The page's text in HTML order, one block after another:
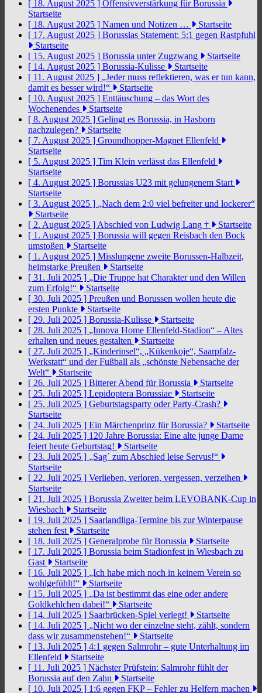
[ 18. August 2025 ] Offensivverstärkung für Borussia
Startseite
[ 18. August 2025 ] Namen und Notizen …
Startseite
[ 17. August 2025 ] Borussias Statement: 5:1 gegen Rastpfuhl
Startseite
[ 15. August 2025 ] Borussia unter Zugzwang
Startseite
[ 14. August 2025 ] Borussia-Kulisse
Startseite
[ 11. August 2025 ] „Jeder muss reflektieren, was er tun kann,
damit es besser wird!“
Startseite
[ 10. August 2025 ] Enttäuschung – das Wort des
Wochenendes
Startseite
[ 8. August 2025 ] Gelingt es Borussia, in Hasborn
nachzulegen?
Startseite
[ 7. August 2025 ] Groundhopper-Magnet Ellenfeld
Startseite
[ 5. August 2025 ] Tim Klein verlässt das Ellenfeld
Startseite
[ 4. August 2025 ] Borussias U23 mit gelungenem Start
Startseite
[ 3. August 2025 ] „Nach dem 2:0 viel befreiter und lockerer“
Startseite
[ 2. August 2025 ] Abschied von Ludwig Lang †
Startseite
[ 1. August 2025 ] Borussia will gegen Reisbach den Bock
umstoßen
Startseite
[ 1. August 2025 ] Misslungene zweite Borussen-Halbzeit,
heimstarke Preußen
Startseite
[ 31. Juli 2025 ] „Die Truppe hat Charakter und den Willen
zum Erfolg!“
Startseite
[ 30. Juli 2025 ] Preußen und Borussen wollen heute die
ersten Punkte
Startseite
[ 29. Juli 2025 ] Borussia-Kulisse
Startseite
[ 28. Juli 2025 ] „Innova Home Ellenfeld-Stadion“ – Altes
erhalten und neues gestalten
Startseite
[ 27. Juli 2025 ] „Kinderinsel“, „Kükenkoje“, Saarpfalz-
Werkstatt“ und der Fußball als „schönste Nebensache der
Welt“
Startseite
[ 26. Juli 2025 ] Bitterer Abend für Borussia
Startseite
[ 25. Juli 2025 ] Lepidoptera Borussiae
Startseite
[ 25. Juli 2025 ] Geburtstagsparty oder Party-Crash?
Startseite
[ 24. Juli 2025 ] Ein Märchenprinz für Borussia?
Startseite
[ 24. Juli 2025 ] 120 Jahre Borussia: Eine alte junge Dame
feiert heute Geburtstag!
Startseite
[ 23. Juli 2025 ] „Sag´ zum Abschied leise Servus!“
Startseite
[ 22. Juli 2025 ] Verlieben, verloren, vergessen, verzeihen
Startseite
[ 21. Juli 2025 ] Borussia Zweiter beim LEVOBANK-Cup in
Wiesbach
Startseite
[ 19. Juli 2025 ] Saarlandliga-Termine bis zur Winterpause
stehen fest
Startseite
[ 18. Juli 2025 ] Generalprobe für Borussia
Startseite
[ 17. Juli 2025 ] Borussia beim Stadionfest in Wiesbach zu
Gast
Startseite
[ 16. Juli 2025 ] „Ich habe mich noch in keinem Verein so
wohlgefühlt!“
Startseite
[ 15. Juli 2025 ] „Da ist bestimmt das eine oder andere
Goldkehlchen dabei!“
Startseite
[ 14. Juli 2025 ] Saarbrücken-Spiel verlegt!
Startseite
[ 14. Juli 2025 ] „Nicht wo der einzelne steht, zählt, sondern
dass wir zusammenstehen!“
Startseite
[ 13. Juli 2025 ] 4:1 gegen Salmrohr – gute Unterhaltung im
Ellenfeld
Startseite
[ 11. Juli 2025 ] Nächster Prüfstein: Salmrohr fühlt der
Borussia auf den Zahn
Startseite
[ 10. Juli 2025 ] 1:6 gegen FKP – Fehler zu Helfern machen